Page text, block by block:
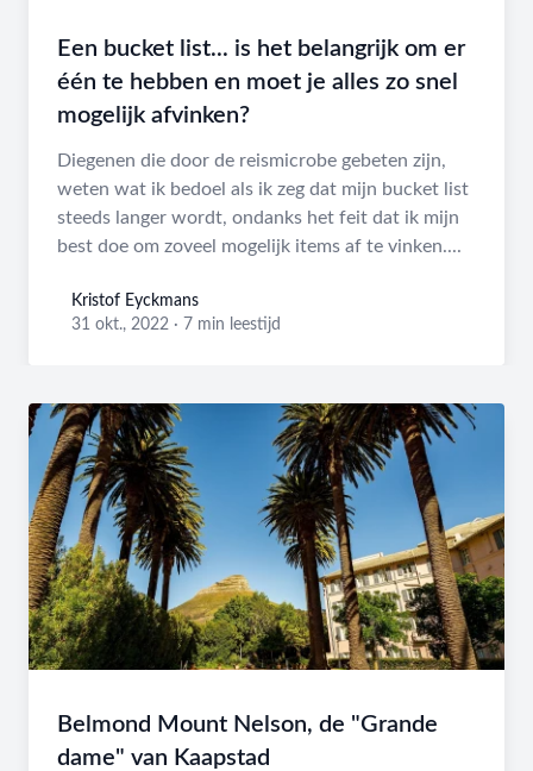
Een bucket list... is het belangrijk om er
één te hebben en moet je alles zo snel
mogelijk afvinken?
Diegenen die door de reismicrobe gebeten zijn,
weten wat ik bedoel als ik zeg dat mijn bucket list
steeds langer wordt, ondanks het feit dat ik mijn
best doe om zoveel mogelijk items af te vinken....
Kristof Eyckmans
Kristof Eyckmans
31 okt., 2022 · 7 min leestijd
Belmond Mount Nelson, de "Grande
dame" van Kaapstad